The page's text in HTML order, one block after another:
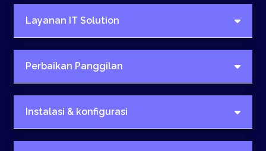
Layanan IT Solution
Perbaikan Panggilan
Instalasi & konfigurasi